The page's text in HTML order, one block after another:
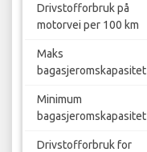
Drivstofforbruk på
motorvei per 100 km
Maks
bagasjeromskapasitet
Minimum
bagasjeromskapasitet
Drivstofforbruk for